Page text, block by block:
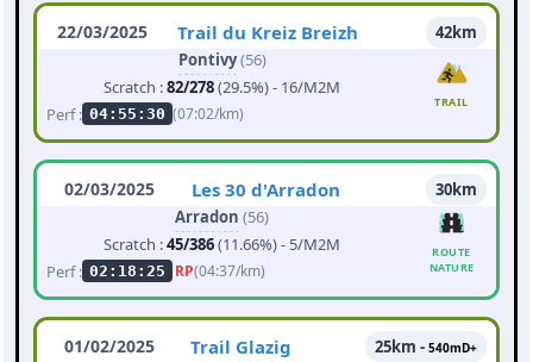
22/03/2025 Trail du Kreiz Breizh
42km
Pontivy(56)
Scratch :82/278(29.5%) - 16/M2M
Perf : 04:55:30 (07:02/km)
TRAIL
02/03/2025 Les 30 d'Arradon
30km
Arradon (56)
Scratch :45/386(11.66%) - 5/M2M
Perf : 02:18:25 RP(04:37/km)
ROUTE
NATURE
01/02/2025 Trail Glazig 25km - 540mD+